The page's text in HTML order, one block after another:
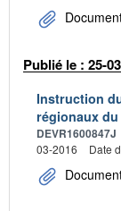
Publié le : 25-
Instruction
régionaux du
DEVR1600847J
03-2016
Date